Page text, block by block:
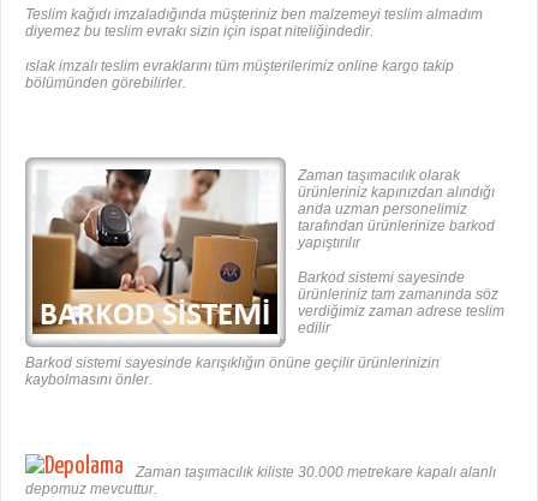
Teslim kağıdı imzaladığında müşteriniz ben malzemeyi teslim almadım
diyemez bu teslim evrakı sizin için ispat niteliğindedir.
ıslak imzalı teslim evraklarını tüm müşterilerimiz online kargo takip
bölümünden görebilirler.
Zaman taşımacılık olarak
ürünleriniz kapınızdan alındığı
anda uzman personelimiz
tarafından ürünlerinize barkod
yapıştırılır
Barkod sistemi sayesinde
ürünleriniz tam zamanında söz
verdiğimiz zaman adrese teslim
edilir
Barkod sistemi sayesinde karışıklığın önüne geçilir ürünlerinizin
kaybolmasını önler.
Zaman taşımacılık kiliste 30.000 metrekare kapalı alanlı
depomuz mevcuttur.